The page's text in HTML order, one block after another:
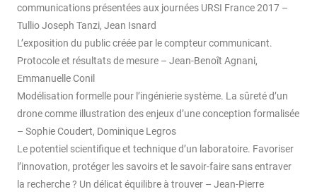
communications présentées aux journées URSI France 2017 –
Tullio Joseph Tanzi, Jean Isnard
L’exposition du public créée par le compteur communicant.
Protocole et résultats de mesure – Jean-Benoît Agnani,
Emmanuelle Conil
Modélisation formelle pour l’ingénierie système. La sûreté d’un
drone comme illustration des enjeux d’une conception formalisée
– Sophie Coudert, Dominique Legros
Le potentiel scientifique et technique d’un laboratoire. Favoriser
l’innovation, protéger les savoirs et le savoir-faire sans entraver
la recherche ? Un délicat équilibre à trouver – Jean-Pierre